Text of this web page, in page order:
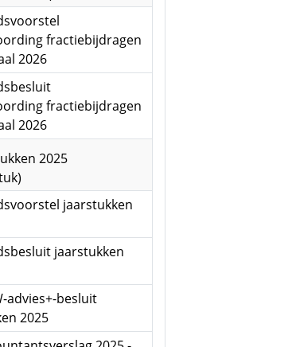
fractiebijdragen
2026
fractiebijdragen
2026
2025
jaarstukken
jaarstukken
advies+-besluit
2025